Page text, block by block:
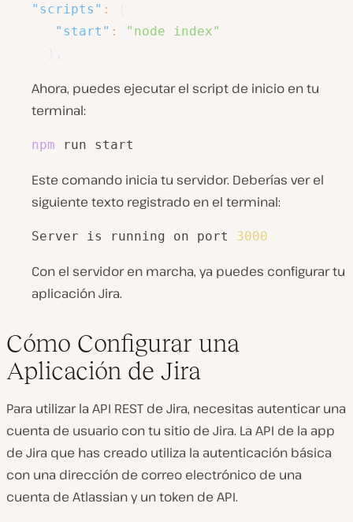
"scripts" :
"start" :
"node index"
Ahora, puedes ejecutar el script de inicio en tu
terminal:
npm run start
Este comando inicia tu servidor. Deberías ver el
siguiente texto registrado en el terminal:
Server is running on port 3000
Con el servidor en marcha, ya puedes configurar tu
aplicación Jira.
Cómo Configurar una
Aplicación de Jira
Para utilizar la API REST de Jira, necesitas autenticar una
cuenta de usuario con tu sitio de Jira. La API de la app
de Jira que has creado utiliza la autenticación básica
con una dirección de correo electrónico de una
cuenta de Atlassian y un token de API.